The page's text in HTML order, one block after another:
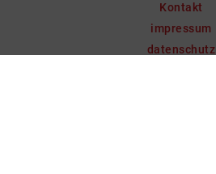
Kontakt
impressum
datenschutz